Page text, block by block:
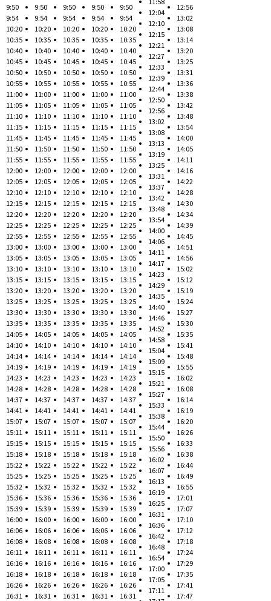
9:50
9:54
10:20
10:35
10:40
10:45
10:50
10:55
11:00
11:05
11:10
11:15
11:45
11:50
11:55
12:00
12:05
12:10
12:15
12:20
12:25
12:55
13:00
13:05
13:10
13:15
13:20
13:25
13:30
13:35
14:05
14:10
14:14
14:19
14:23
14:28
14:37
14:41
15:07
15:11
15:15
15:18
15:22
15:25
15:32
15:36
15:39
16:00
16:06
16:08
16:11
16:16
16:18
16:26
16:31
9:50
9:54
10:20
10:35
10:40
10:45
10:50
10:55
11:00
11:05
11:10
11:15
11:45
11:50
11:55
12:00
12:05
12:10
12:15
12:20
12:25
12:55
13:00
13:05
13:10
13:15
13:20
13:25
13:30
13:35
14:05
14:10
14:14
14:19
14:23
14:28
14:37
14:41
15:07
15:11
15:15
15:18
15:22
15:25
15:32
15:36
15:39
16:00
16:06
16:08
16:11
16:16
16:18
16:26
16:31
9:50
9:54
10:20
10:35
10:40
10:45
10:50
10:55
11:00
11:05
11:10
11:15
11:45
11:50
11:55
12:00
12:05
12:10
12:15
12:20
12:25
12:55
13:00
13:05
13:10
13:15
13:20
13:25
13:30
13:35
14:05
14:10
14:14
14:19
14:23
14:28
14:37
14:41
15:07
15:11
15:15
15:18
15:22
15:25
15:32
15:36
15:39
16:00
16:06
16:08
16:11
16:16
16:18
16:26
16:31
9:50
9:54
10:20
10:35
10:40
10:45
10:50
10:55
11:00
11:05
11:10
11:15
11:45
11:50
11:55
12:00
12:05
12:10
12:15
12:20
12:25
12:55
13:00
13:05
13:10
13:15
13:20
13:25
13:30
13:35
14:05
14:10
14:14
14:19
14:23
14:28
14:37
14:41
15:07
15:11
15:15
15:18
15:22
15:25
15:32
15:36
15:39
16:00
16:06
16:08
16:11
16:16
16:18
16:26
16:31
9:50
9:54
10:20
10:35
10:40
10:45
10:50
10:55
11:00
11:05
11:10
11:15
11:45
11:50
11:55
12:00
12:05
12:10
12:15
12:20
12:25
12:55
13:00
13:05
13:10
13:15
13:20
13:25
13:30
13:35
14:05
14:10
14:14
14:19
14:23
14:28
14:37
14:41
15:07
15:11
15:15
15:18
15:22
15:25
15:32
15:36
15:39
16:00
16:06
16:08
16:11
16:16
16:18
16:26
16:31
12:04
12:10
12:15
12:21
12:27
12:33
12:39
12:44
12:50
12:56
13:02
13:08
13:13
13:19
13:25
13:31
13:37
13:42
13:48
13:54
14:00
14:06
14:11
14:17
14:23
14:29
14:35
14:40
14:46
14:52
14:58
15:04
15:09
15:15
15:21
15:27
15:33
15:38
15:44
15:50
15:56
16:02
16:07
16:13
16:19
16:25
16:31
16:36
16:42
16:48
16:54
17:00
17:05
17:11
12:56
13:02
13:08
13:14
13:20
13:25
13:31
13:36
13:38
13:42
13:48
13:54
14:00
14:05
14:11
14:16
14:22
14:28
14:30
14:34
14:39
14:45
14:51
14:56
15:02
15:12
15:19
15:24
15:27
15:30
15:35
15:41
15:48
15:55
16:02
16:08
16:14
16:19
16:20
16:26
16:33
16:38
16:44
16:49
16:55
17:01
17:07
17:10
17:12
17:18
17:24
17:29
17:35
17:41
17:47